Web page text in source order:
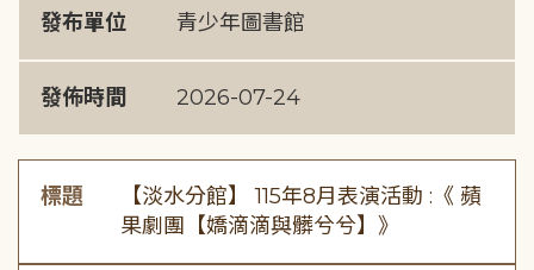
發布單位 青少年圖書館
發佈時間 2026-07-24
標題
【淡水分館】 115年8月表演活動 :《 蘋
果劇團【嬌滴滴與髒兮兮】》